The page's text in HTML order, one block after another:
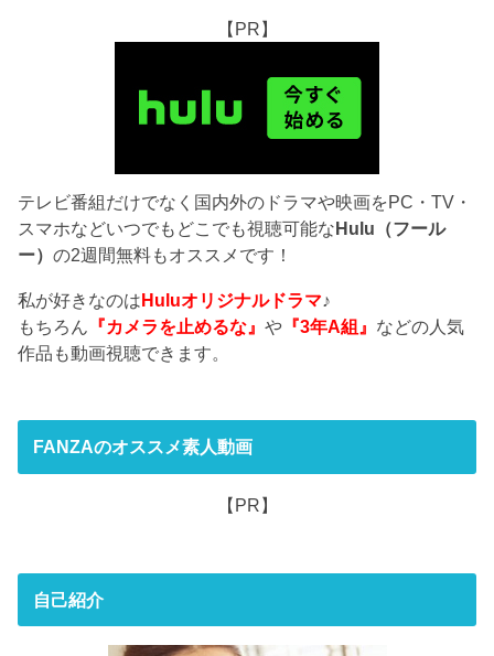
【PR】
テレビ番組だけでなく国内外のドラマや映画をPC・TV・
スマホなどいつでもどこでも視聴可能なHulu（フール
ー）の2週間無料もオススメです！
私が好きなのはHuluオリジナルドラマ ♪
もちろん
『カメラを止めるな』や 『3年A組』 などの人気
作品も動画視聴できます。
FANZAのオススメ素人動画
【PR】
自己紹介